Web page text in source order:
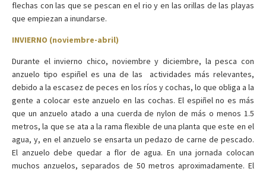
flechas con las que se pescan en el rio y en las orillas de las playas
que empiezan a inundarse.
INVIERNO (noviembre-abril)
Durante el invierno chico, noviembre y diciembre, la pesca con
anzuelo tipo espiñel es una de las actividades más relevantes,
debido a la escasez de peces en los ríos y cochas, lo que obliga a la
gente a colocar este anzuelo en las cochas. El espiñel no es más
que un anzuelo atado a una cuerda de nylon de más o menos 1.5
metros, la que se ata a la rama flexible de una planta que este en el
agua, y, en el anzuelo se ensarta un pedazo de carne de pescado.
El anzuelo debe quedar a flor de agua. En una jornada colocan
muchos anzuelos, separados de 50 metros aproximadamente. El